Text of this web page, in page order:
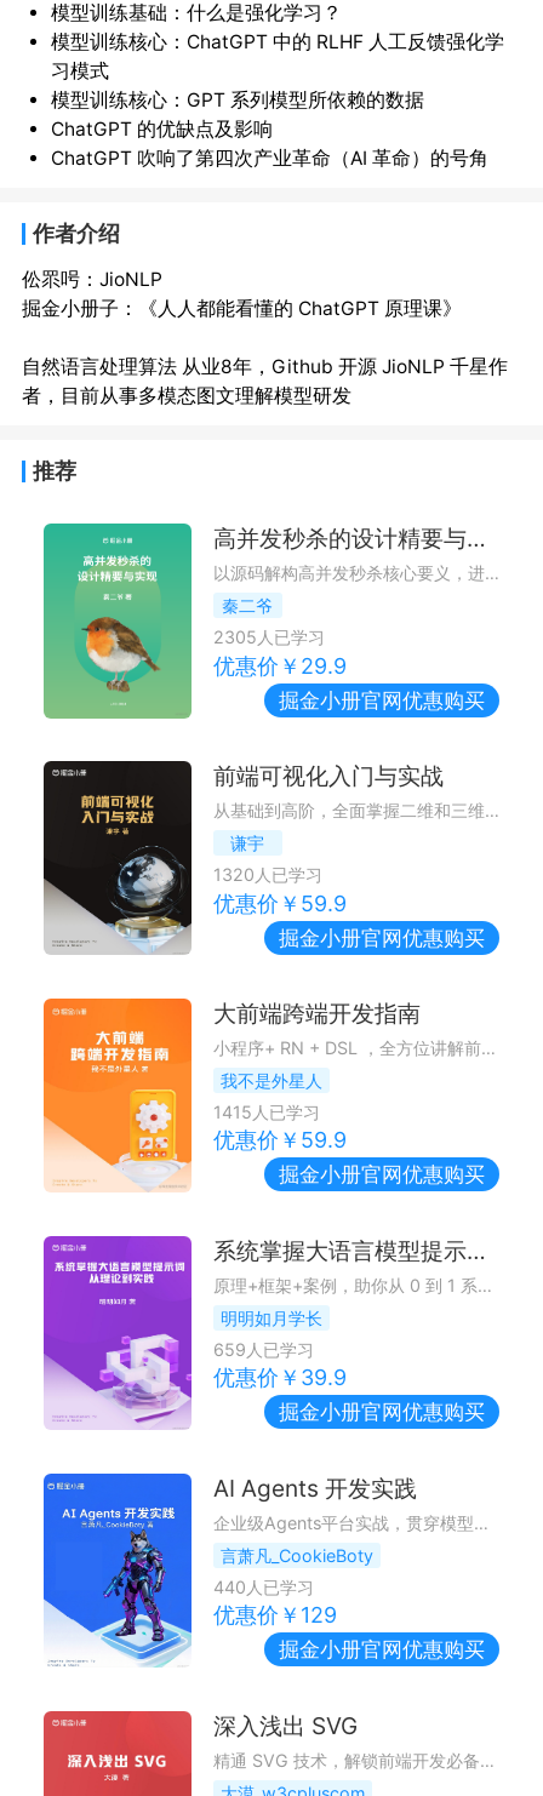
模型训练基础：什么是强化学习？
模型训练核心：ChatGPT 中的 RLHF 人工反馈强化学
习模式
模型训练核心：GPT 系列模型所依赖的数据
ChatGPT 的优缺点及影响
ChatGPT 吹响了第四次产业革命（AI 革命）的号角
作者介绍
伀眔呺：JioNLP
掘金小册子：《人人都能看懂的 ChatGPT 原理课》
自然语言处理算法 从业8年，Github 开源 JioNLP 千星作
者，目前从事多模态图文理解模型研发
推荐
高并发秒杀的设计精要与实现
以源码解构高并发秒杀核心要义，进阶与面试手册（Java版）。
秦二爷
2305 人已学习
优惠价￥ 29.9
掘金小册官网优惠购买
前端可视化入门与实战
从基础到高阶，全面掌握二维和三维的前端可视化开发
谦宇
1320 人已学习
优惠价￥ 59.9
掘金小册官网优惠购买
大前端跨端开发指南
小程序+ RN + DSL ，全方位讲解前端跨端技术
我不是外星人
1415 人已学习
优惠价￥ 59.9
掘金小册官网优惠购买
系统掌握大语言模型提示词 - 从理论到实践
原理+框架+案例，助你从 0 到 1 系统掌握大模型提示词
明明如月学长
659 人已学习
优惠价￥ 39.9
掘金小册官网优惠购买
AI Agents 开发实践
企业级Agents平台实战，贯穿模型调用、工程架构、RAG、Multi-Agent、安全与交付，帮开发者建立系统化的 AI 工程实践体系。
言萧凡_CookieBoty
440 人已学习
优惠价￥ 129
掘金小册官网优惠购买
深入浅出 SVG
精通 SVG 技术，解锁前端开发必备技能